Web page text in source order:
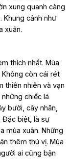
xung quanh càng
Khung cảnh như
xuân.
thích nhất. Mùa
còn cái rét
thiên nhiên và vạn
chiếc lá
bưởi, cây nhãn,
Đặc biệt, là sự
mùa xuân. Những
thêm thú vị. Mùa
ai cũng bận